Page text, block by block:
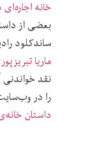
خانه
بعضی از
ساندکلود
ماریا تبریزپور
نقد
را در
داستان